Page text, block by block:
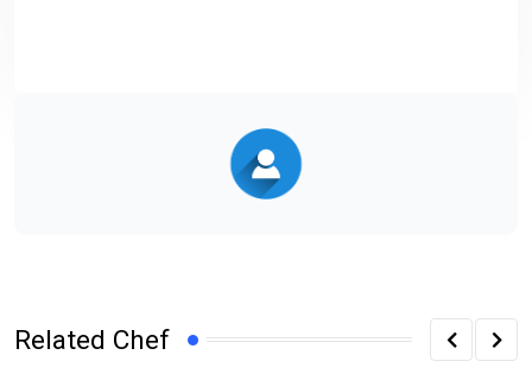
Related Chef